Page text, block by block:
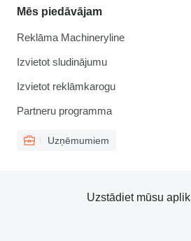
Mēs piedāvājam
Reklāma Machineryline
Izvietot sludinājumu
Izvietot reklāmkarogu
Partneru programma
Uzņēmumiem
Uzstādiet mūsu